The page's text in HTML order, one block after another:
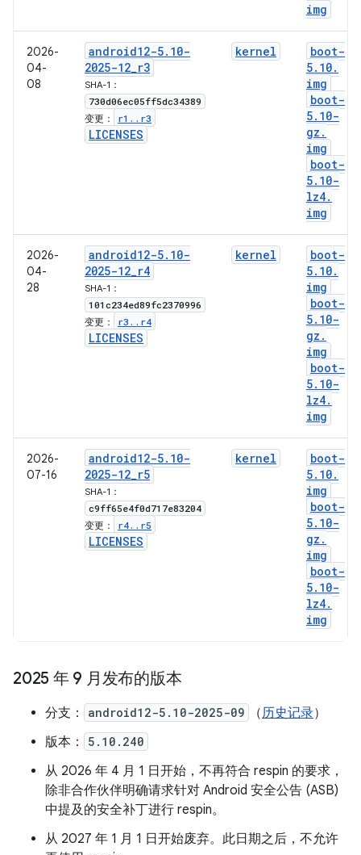
img
2026-
04-
08
android12-5. 10-
2025-12_r3
SHA-1：
730d06ec05ff5dc34389
变更： r1 . . r3
LICENSES
kernel
boot-
5. 10.
img
boot-
5. 10-
gz .
img
boot-
5. 10-
lz4.
img
2026-
04-
28
android12-5. 10-
2025-12_r4
SHA-1：
101c234ed89fc2370996
变更： r3 . . r4
LICENSES
kernel
boot-
5. 10.
img
boot-
5. 10-
gz .
img
boot-
5. 10-
lz4.
img
2026-
07-16
android12-5. 10-
2025-12_r5
SHA-1：
c9ff65e4f0d717e83204
变更： r4. . r5
LICENSES
kernel
boot-
5. 10.
img
boot-
5. 10-
gz .
img
boot-
5. 10-
lz4.
img
2025 年 9 月发布的版本
分支： android12-5.10-2025-09 （历史记录）
版本：
5.10.240
从 2026 年 4 月 1 日开始，不再符合 respin 的要求，
除非合作伙伴明确请求针对 Android 安全公告 (ASB)
中提及的安全补丁进行 respin。
从 2027 年 1 月 1 日开始废弃。此日期之后，不允许